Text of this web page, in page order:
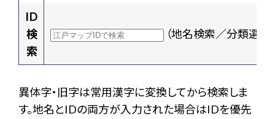
ID
検
索
（地名検索／分類選択
異体字・旧字は常用漢字に変換してから検索しま
す。地名とIDの両方が入力された場合はIDを優先